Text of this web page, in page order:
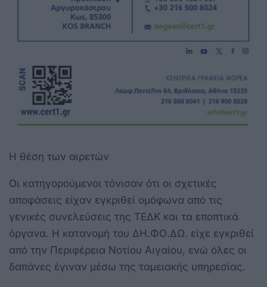
Η θέση των αιρετών
Οι κατηγορούμενοι τόνισαν ότι οι σχετικές
αποφάσεις είχαν εγκριθεί ομόφωνα από τις
γενικές συνελεύσεις της ΤΕΔΚ και τα εποπτικά
όργανα. Η κατανομή του ΔΗ.ΦΟ.ΔΩ. είχε εγκριθεί
από την Περιφέρεια Νοτίου Αιγαίου, ενώ όλες οι
δαπάνες έγιναν μέσω της ταμειακής υπηρεσίας.